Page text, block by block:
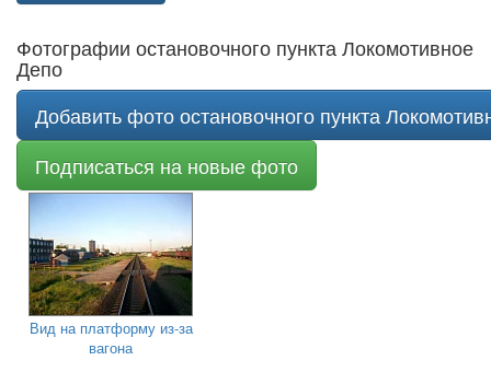
Фотографии остановочного пункта Локомотивное
Депо
Добавить фото остановочного пункта
Подписаться на новые фото
Вид на платформу из-за
вагона